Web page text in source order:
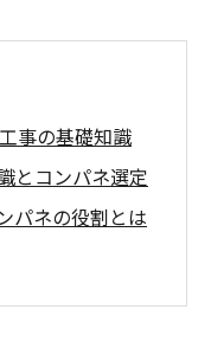
事の基礎知識
とコンパネ選定
パネの役割とは
関係性を解説